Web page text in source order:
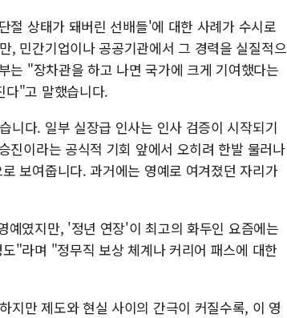
절 상태가 돼버린 선배들'에 대한 사례가 수시로
, 민간기업이나 공공기관에서 그 경력을 실질적으
는 "장차관을 하고 나면 국가에 크게 기여했다는
다"고 말했습니다.
니다. 일부 실장급 인사는 인사 검증이 시작되기
이라는 공식적 기회 앞에서 오히려 한발 물러나
보여줍니다. 과거에는 영예로 여겨졌던 자리가
였지만, '정년 연장'이 최고의 화두인 요즘에는
"라며 "정무직 보상 체계나 커리어 패스에 대한
지만 제도와 현실 사이의 간극이 커질수록, 이 영